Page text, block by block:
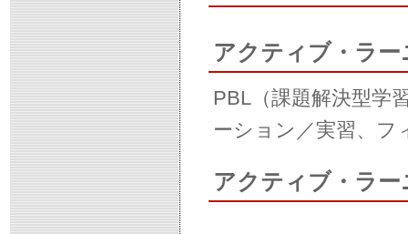
アクティブ・ラ
PBL（課題解決型学
ーション／実習、フ
アクティブ・ラ